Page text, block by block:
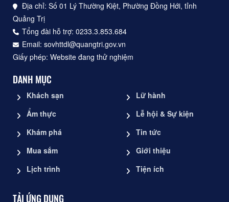
Địa chỉ: Số 01 Lý Thường Kiệt, Phường Đồng Hới, tỉnh
Quảng Trị
Tổng đài hỗ trợ: 0233.3.853.684
Email: sovhttdl@quangtri.gov.vn
Giấy phép: Website đang thử nghiệm
DANH MỤC
Khách sạn
Ẩm thực
Khám phá
Mua sắm
Lịch trình
Lữ hành
Lễ hội & Sự kiện
Tin tức
Giới thiệu
Tiện ích
TẢI ỨNG DỤNG